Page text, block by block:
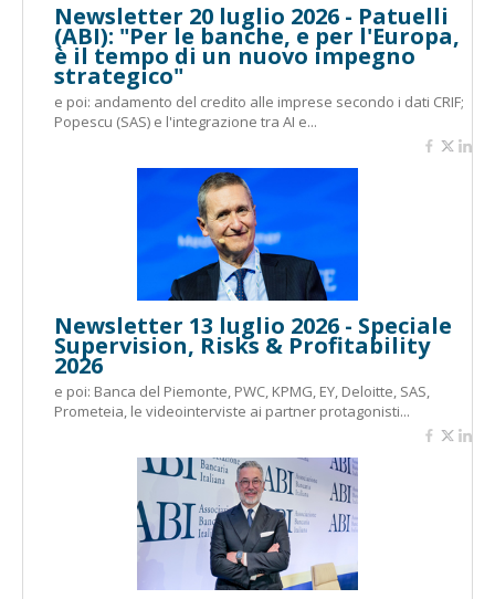
Newsletter 20 luglio 2026 - Patuelli
(ABI): "Per le banche, e per l'Europa,
è il tempo di un nuovo impegno
strategico"
e poi: andamento del credito alle imprese secondo i dati CRIF;
Popescu (SAS) e l'integrazione tra AI e...
Newsletter 13 luglio 2026 - Speciale
Supervision, Risks & Profitability
2026
e poi: Banca del Piemonte, PWC, KPMG, EY, Deloitte, SAS,
Prometeia, le videointerviste ai partner protagonisti...